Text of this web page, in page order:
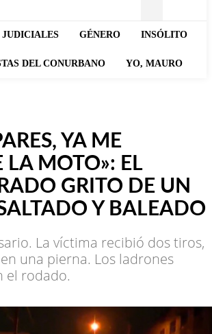
JUDICIALES GÉNERO INSÓLITO
DEL CONURBANO YO, MAURO
YA ME
LA MOTO»: EL
GRITO DE UN
Y BALEADO
La víctima recibió dos tiros,
una pierna. Los ladrones
el rodado.